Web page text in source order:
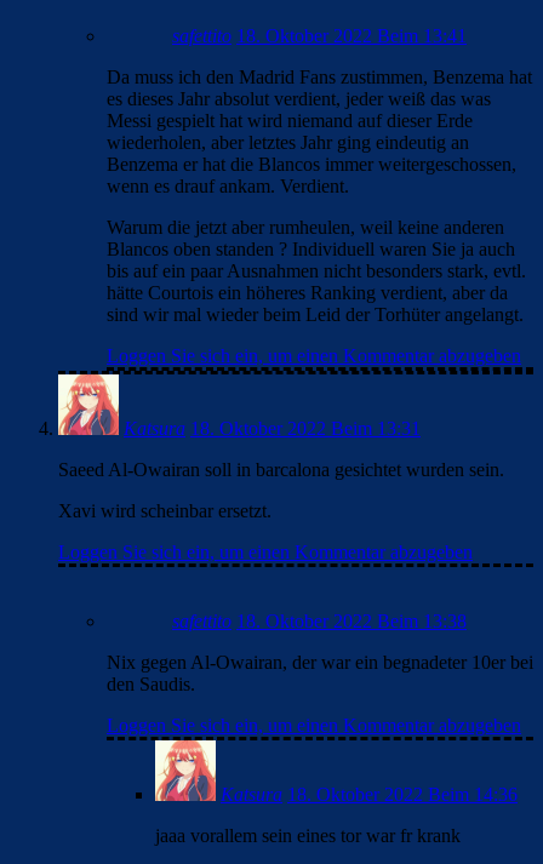
safettito 18. Oktober 2022 Beim 13:41
Da muss ich den Madrid Fans zustimmen, Benzema hat
es dieses Jahr absolut verdient, jeder weiß das was
Messi gespielt hat wird niemand auf dieser Erde
wiederholen, aber letztes Jahr ging eindeutig an
Benzema er hat die Blancos immer weitergeschossen,
wenn es drauf ankam. Verdient.
Warum die jetzt aber rumheulen, weil keine anderen
Blancos oben standen ? Individuell waren Sie ja auch
bis auf ein paar Ausnahmen nicht besonders stark, evtl.
hätte Courtois ein höheres Ranking verdient, aber da
sind wir mal wieder beim Leid der Torhüter angelangt.
Loggen Sie sich ein, um einen Kommentar abzugeben
Katsura 18. Oktober 2022 Beim 13:31
Saeed Al-Owairan soll in barcalona gesichtet wurden sein.
Xavi wird scheinbar ersetzt.
Loggen Sie sich ein, um einen Kommentar abzugeben
safettito 18. Oktober 2022 Beim 13:38
Nix gegen Al-Owairan, der war ein begnadeter 10er bei
den Saudis.
Loggen Sie sich ein, um einen Kommentar abzugeben
Katsura 18. Oktober 2022 Beim 14:36
jaaa vorallem sein eines tor war fr krank